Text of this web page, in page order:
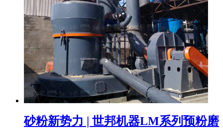
砂粉新势力 | 世邦机器LM系列预粉磨